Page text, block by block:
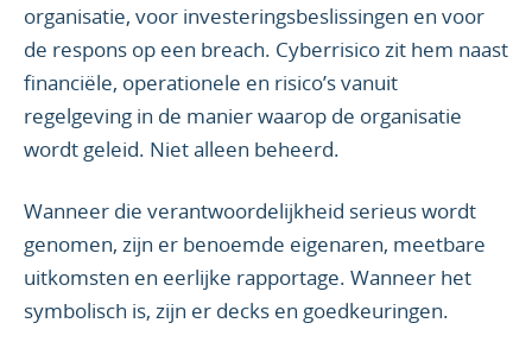
organisatie, voor investeringsbeslissingen en voor
de respons op een breach. Cyberrisico zit hem naast
financiële, operationele en risico’s vanuit
regelgeving in de manier waarop de organisatie
wordt geleid. Niet alleen beheerd.
Wanneer die verantwoordelijkheid serieus wordt
genomen, zijn er benoemde eigenaren, meetbare
uitkomsten en eerlijke rapportage. Wanneer het
symbolisch is, zijn er decks en goedkeuringen.